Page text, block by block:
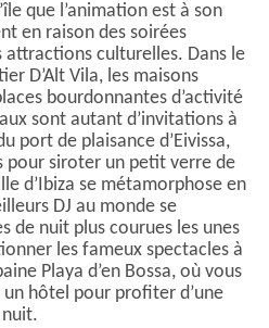
que l’animation est à son
en raison des soirées
attractions culturelles. Dans le
D’Alt Vila, les maisons
bourdonnantes d’activité
sont autant d’invitations à
port de plaisance d’Eivissa,
pour siroter un petit verre de
d’Ibiza se métamorphose en
DJ au monde se
de nuit plus courues les unes
les fameux spectacles à
Playa d’en Bossa, où vous
un hôtel pour profiter d’une